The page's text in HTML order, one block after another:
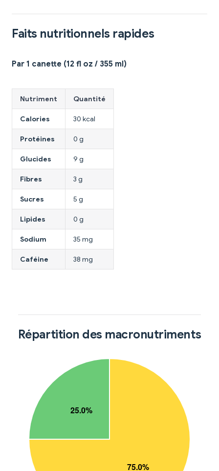
Faits nutritionnels rapides
Par 1 canette (12 fl oz / 355 ml)
Nutriment Quantité
Calories 30 kcal
Protéines 0 g
Glucides 9 g
Fibres 3 g
Sucres 5 g
Lipides 0 g
Sodium 35 mg
Caféine 38 mg
Répartition des macronutriments